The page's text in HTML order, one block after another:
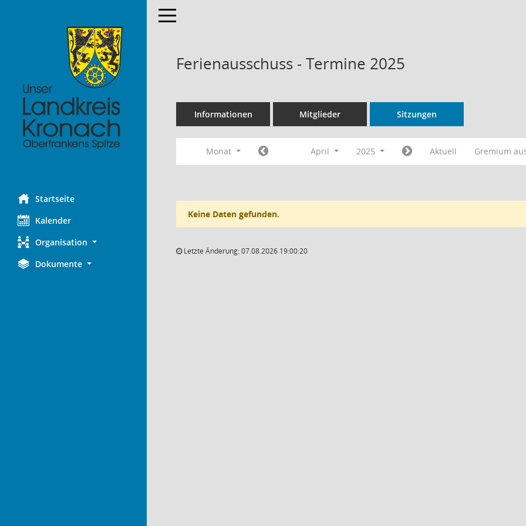
Startseite
Kalender
Organisation
Dokumente
Toggle navigation
Ferienausschuss - Termine 2025
Informationen Mitglieder Sitzungen
Monat April 2025 Aktuell Gremium
Keine Daten gefunden.
Letzte Änderung: 07.08.2026 19:00:20